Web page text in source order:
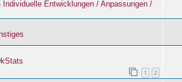
Individuelle Entwicklungen / Anpassungen /
1 2